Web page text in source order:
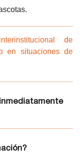
de
en situaciones de